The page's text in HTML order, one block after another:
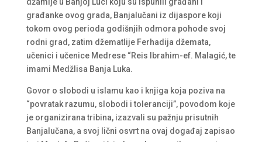
građanke ovog grada, Banjalučani iz dijaspore koji
tokom ovog perioda godišnjih odmora pohode svoj
rodni grad, zatim džematlije Ferhadija džemata,
učenici i učenice Medrese “Reis Ibrahim-ef. Malagić, te
imami Medžlisa Banja Luka.
Govor o slobodi u islamu kao i knjiga koja poziva na
“povratak razumu, slobodi i toleranciji”, povodom koje
je organizirana tribina, izazvali su pažnju prisutnih
Banjalučana, a svoj lični osvrt na ovaj događaj zapisao